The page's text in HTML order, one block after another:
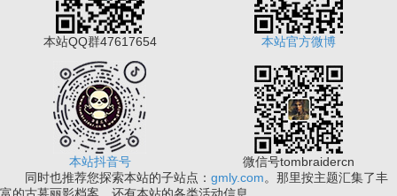
本站QQ群47617654 本站官方微博
本站抖音号
微信号tombraidercn
同时也推荐您探索本站的子站点： gmly.com。那里按主题汇集了丰
富的古墓丽影档案，还有本站的各类活动信息。